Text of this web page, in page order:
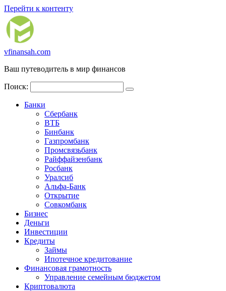
Перейти к контенту
vfinansah.com
Ваш путеводитель в мир финансов
Поиск:
Банки
Сбербанк
ВТБ
Бинбанк
Газпромбанк
Промсвязьбанк
Райффайзенбанк
Росбанк
Уралсиб
Альфа-Банк
Открытие
Совкомбанк
Бизнес
Деньги
Инвестиции
Кредиты
Займы
Ипотечное кредитование
Финансовая грамотность
Управление семейным бюджетом
Криптовалюта